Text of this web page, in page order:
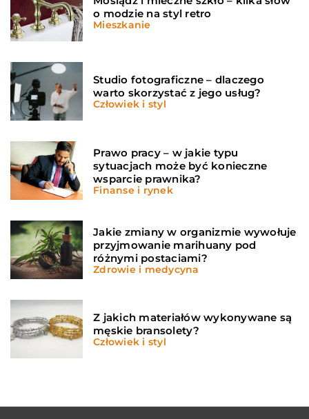
o modzie na styl retro
Mieszkanie
Studio fotograficzne – dlaczego
warto skorzystać z jego usług?
Człowiek i styl
Prawo pracy – w jakie typu
sytuacjach może być konieczne
wsparcie prawnika?
Finanse i rynek
Jakie zmiany w organizmie wywołuje
przyjmowanie marihuany pod
różnymi postaciami?
Zdrowie i medycyna
Z jakich materiałów wykonywane są
męskie bransolety?
Człowiek i styl